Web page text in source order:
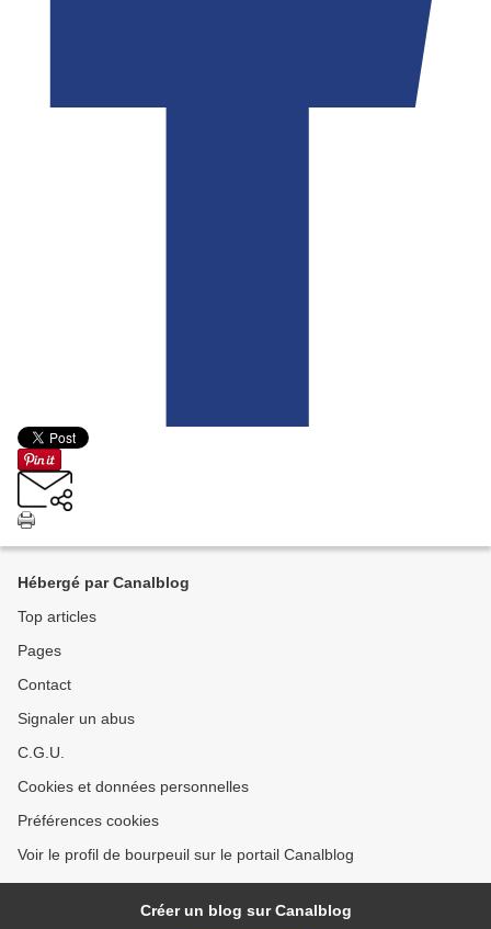
Hébergé par Canalblog
Top articles
Pages
Contact
Signaler un abus
C.G.U.
Cookies et données personnelles
Préférences cookies
Voir le profil de bourpeuil sur le portail Canalblog
Créer un blog sur Canalblog